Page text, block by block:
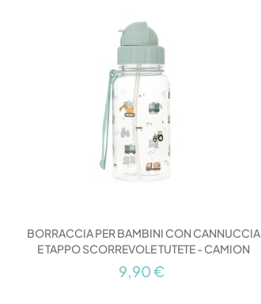
BORRACCIA PER BAMBINI CON CANNUCCIA
E TAPPO SCORREVOLE TUTETE - CAMION
9,90 €